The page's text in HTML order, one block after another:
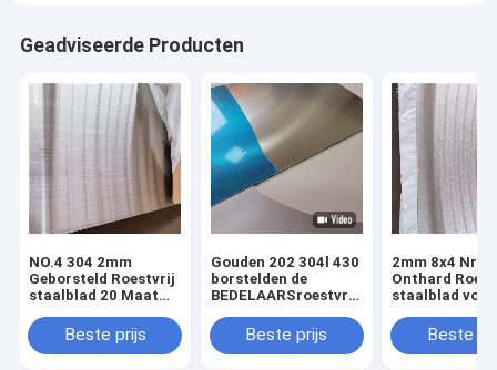
Geadviseerde Producten
NO.4 304 2mm
Geborsteld Roestvrij
staalblad 20 Maat
Beste prijs
Gouden 202 304l 430
borstelden de
BEDELAARSroestvrij
van Roestvrij
staalbladen 4 X 8
Beste prijs
2mm 8x4 Nr 4
Onthard
staalblad voor
Beste